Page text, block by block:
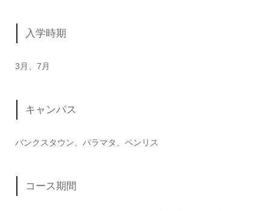
入学時期
3月、7月
キャンパス
バンクスタウン、パラマタ、ペンリス
コース期間